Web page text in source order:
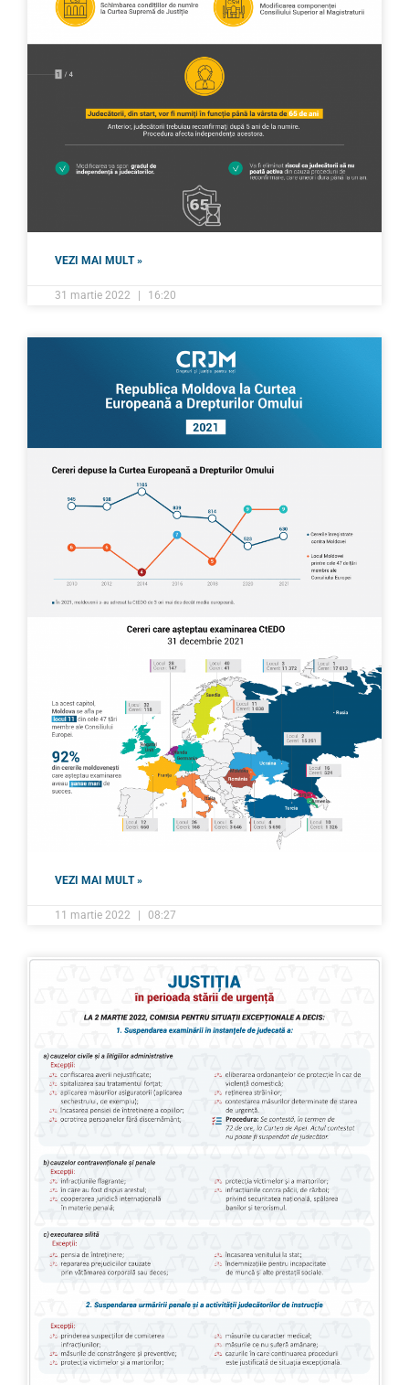
VEZI MAI MULT »
31 martie 2022 16:20
VEZI MAI MULT »
11 martie 2022 08:27